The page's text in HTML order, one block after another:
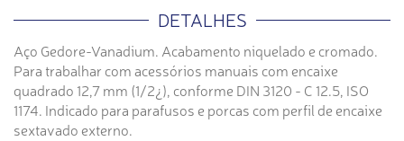
DETALHES
Aço Gedore-Vanadium. Acabamento niquelado e cromado.
Para trabalhar com acessórios manuais com encaixe
quadrado 12,7 mm (1/2¿), conforme DIN 3120 - C 12.5, ISO
1174. Indicado para parafusos e porcas com perfil de encaixe
sextavado externo.